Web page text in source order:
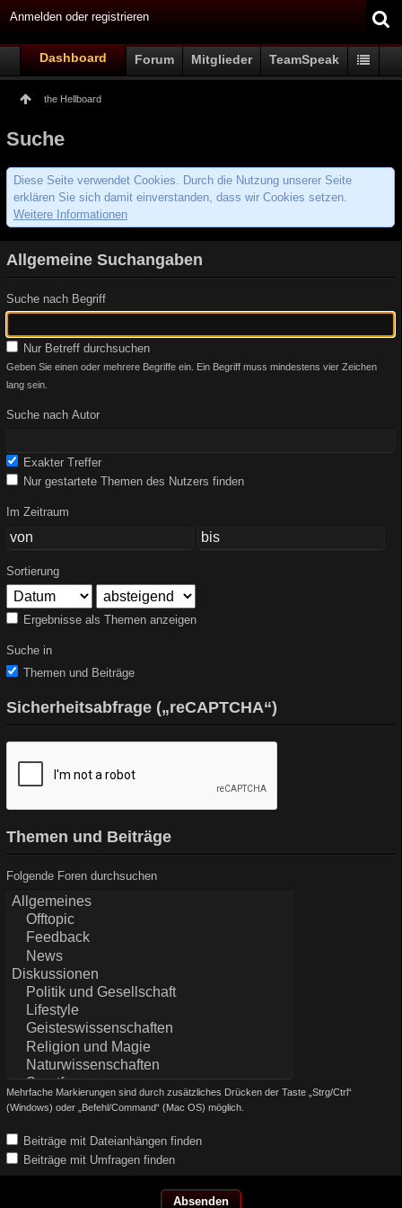
Anmelden oder registrieren
Dashboard Forum Mitglieder TeamSpeak
the Hellboard
Suche
Diese Seite verwendet Cookies. Durch die Nutzung unserer Seite
erklären Sie sich damit einverstanden, dass wir Cookies setzen.
Weitere Informationen
Allgemeine Suchangaben
Suche nach Begriff
Nur Betreff durchsuchen
Geben Sie einen oder mehrere Begriffe ein. Ein Begriff muss mindestens vier Zeichen
lang sein.
Suche nach Autor
Exakter Treffer
Nur gestartete Themen des Nutzers finden
Im Zeitraum
Sortierung
Ergebnisse als Themen anzeigen
Suche in
Themen und Beiträge
Sicherheitsabfrage („reCAPTCHA“)
Themen und Beiträge
Folgende Foren durchsuchen
Mehrfache Markierungen sind durch zusätzliches Drücken der Taste „Strg/Ctrl“
(Windows) oder „Befehl/Command“ (Mac OS) möglich.
Beiträge mit Dateianhängen finden
Beiträge mit Umfragen finden